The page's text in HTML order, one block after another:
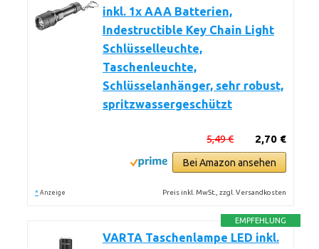
inkl. 1x AAA Batterien,
Indestructible Key Chain Light
Schlüsselleuchte,
Taschenleuchte,
Schlüsselanhänger, sehr robust,
spritzwassergeschützt
2,70 €
5,49 €
Bei Amazon ansehen
* Anzeige Preis inkl. MwSt., zzgl. Versandkosten
EMPFEHLUNG
VARTA Taschenlampe LED inkl.